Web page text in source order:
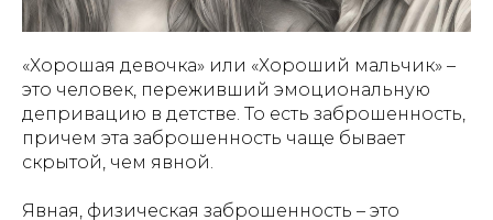
«Хорошая девочка» или «Хороший мальчик» –
это человек, переживший эмоциональную
депривацию в детстве. То есть заброшенность,
причем эта заброшенность чаще бывает
скрытой, чем явной.
Явная, физическая заброшенность – это